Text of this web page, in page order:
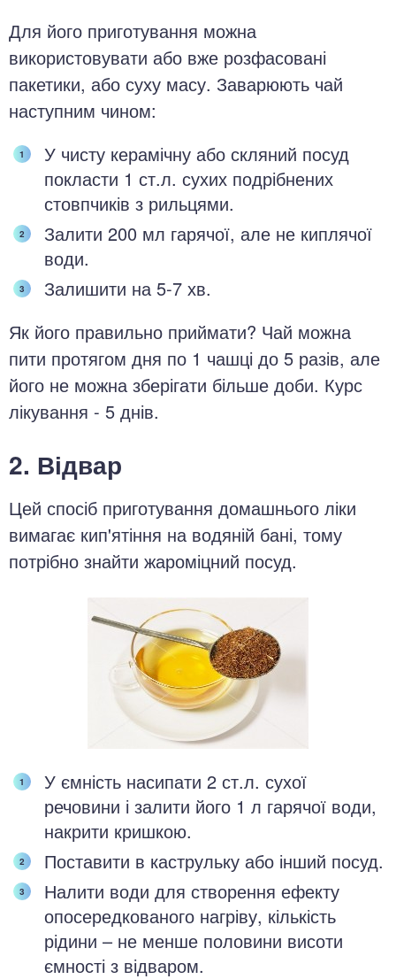
Для його приготування можна
використовувати або вже розфасовані
пакетики, або суху масу. Заварюють чай
наступним чином:
У чисту керамічну або скляний посуд
покласти 1 ст.л. сухих подрібнених
стовпчиків з рильцями.
Залити 200 мл гарячої, але не киплячої
води.
Залишити на 5-7 хв.
Як його правильно приймати? Чай можна
пити протягом дня по 1 чашці до 5 разів, але
його не можна зберігати більше доби. Курс
лікування - 5 днів.
2. Відвар
Цей спосіб приготування домашнього ліки
вимагає кип'ятіння на водяній бані, тому
потрібно знайти жароміцний посуд.
У ємність насипати 2 ст.л. сухої
речовини і залити його 1 л гарячої води,
накрити кришкою.
Поставити в каструльку або інший посуд.
Налити води для створення ефекту
опосередкованого нагріву, кількість
рідини – не менше половини висоти
ємності з відваром.